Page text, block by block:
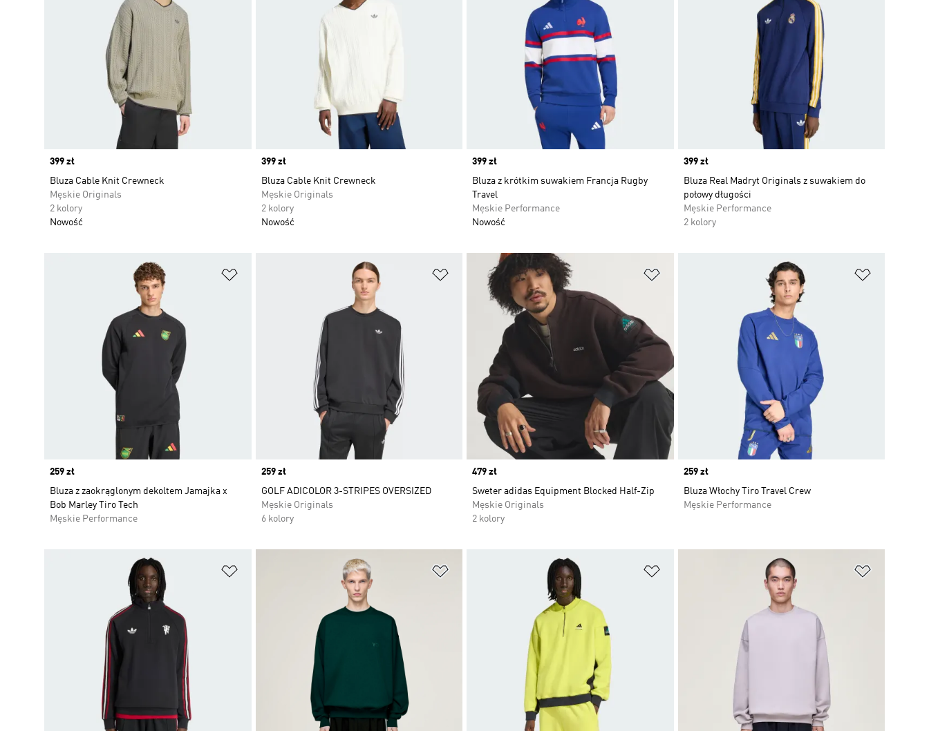
Price
399 zł
Bluza Cable Knit Crewneck
Męskie Originals
2 kolory
Nowość
Price
399 zł
Bluza Cable Knit Crewneck
Męskie Originals
2 kolory
Nowość
Price
399 zł
Bluza z krótkim suwakiem Francja Rugby
Travel
Męskie Performance
Nowość
Price
399 zł
Bluza Real Madryt Originals z suwakiem do
połowy długości
Męskie Performance
2 kolory
Price
259 zł
Bluza z zaokrąglonym dekoltem Jamajka x
Bob Marley Tiro Tech
Męskie Performance
Dodaj do listy życzeń
Price
259 zł
GOLF ADICOLOR 3-STRIPES OVERSIZED
Męskie Originals
6 kolory
Price
479 zł
Sweter adidas Equipment Blocked Half-Zip
Męskie Originals
2 kolory
Price
259 zł
Bluza Włochy Tiro Travel Crew
Męskie Performance
Dodaj do listy życzeń